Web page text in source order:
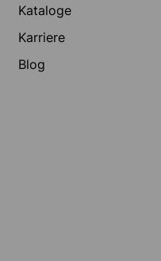
Kataloge
Karriere
Blog